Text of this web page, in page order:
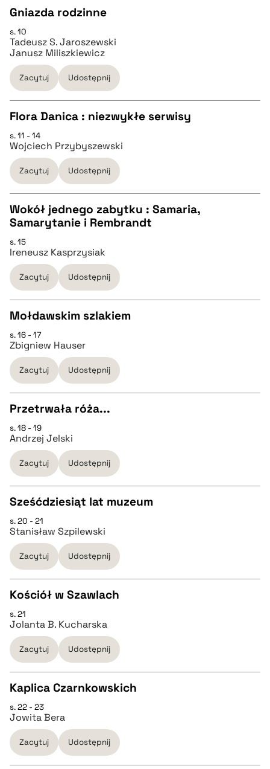
BIBTEX
pobierz cytat
CZYSTY TEKST
pobierz cytat
pobierz cytat
Gniazda rodzinne
s. 10
Tadeusz S. Jaroszewski
Janusz Miliszkiewicz
Zacytuj Udostępnij
CZYSTY TEKST
pobierz cytat
BIBTEX
Flora Danica : niezwykłe serwisy
s. 11 - 14
Wojciech Przybyszewski
Zacytuj Udostępnij
CZYSTY TEKST
pobierz cytat
BIBTEX
pobierz cytat
Wokół jednego zabytku : Samaria,
Samarytanie i Rembrandt
s. 15
Ireneusz Kasprzysiak
Zacytuj Udostępnij
CZYSTY TEKST
pobierz cytat
BIBTEX
pobierz cytat
Mołdawskim szlakiem
s. 16 - 17
Zbigniew Hauser
Zacytuj Udostępnij
CZYSTY TEKST
pobierz cytat
BIBTEX
pobierz cytat
Przetrwała róża...
s. 18 - 19
Andrzej Jelski
Zacytuj Udostępnij
CZYSTY TEKST
pobierz cytat
BIBTEX
pobierz cytat
Sześćdziesiąt lat muzeum
s. 20 - 21
Stanisław Szpilewski
Zacytuj Udostępnij
CZYSTY TEKST
pobierz cytat
BIBTEX
pobierz cytat
Kościół w Szawlach
s. 21
Jolanta B. Kucharska
Zacytuj Udostępnij
CZYSTY TEKST
pobierz cytat
Kaplica Czarnkowskich
s. 22 - 23
Jowita Bera
Zacytuj Udostępnij